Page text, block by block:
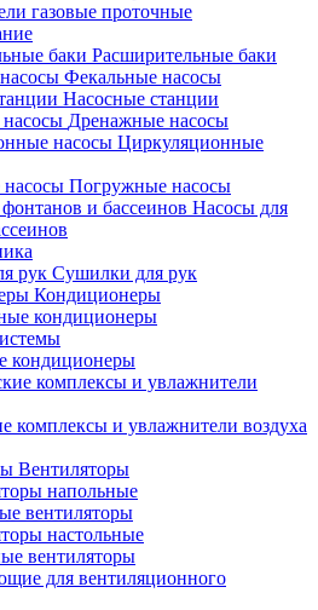
газовые проточные
Расширительные баки
Фекальные насосы
Насосные станции
Дренажные насосы
Циркуляционные
Погружные насосы
Насосы для
Сушилки для рук
Кондиционеры
кондиционеры
кондиционеры
комплексы и увлажнители воздуха
Вентиляторы
напольные
вентиляторы
настольные
вентиляторы